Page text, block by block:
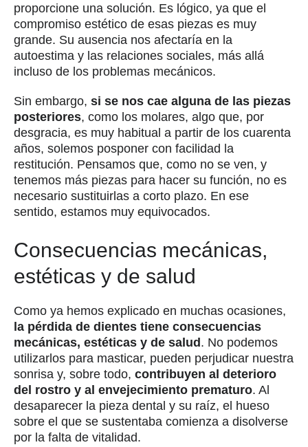
proporcione una solución. Es lógico, ya que el
compromiso estético de esas piezas es muy
grande. Su ausencia nos afectaría en la
autoestima y las relaciones sociales, más allá
incluso de los problemas mecánicos.
Sin embargo, si se nos cae alguna de las piezas
posteriores, como los molares, algo que, por
desgracia, es muy habitual a partir de los cuarenta
años, solemos posponer con facilidad la
restitución. Pensamos que, como no se ven, y
tenemos más piezas para hacer su función, no es
necesario sustituirlas a corto plazo. En ese
sentido, estamos muy equivocados.
Consecuencias mecánicas,
estéticas y de salud
Como ya hemos explicado en muchas ocasiones,
la pérdida de dientes tiene consecuencias
mecánicas, estéticas y de salud. No podemos
utilizarlos para masticar, pueden perjudicar nuestra
sonrisa y, sobre todo, contribuyen al deterioro
del rostro y al envejecimiento prematuro. Al
desaparecer la pieza dental y su raíz, el hueso
sobre el que se sustentaba comienza a disolverse
por la falta de vitalidad.